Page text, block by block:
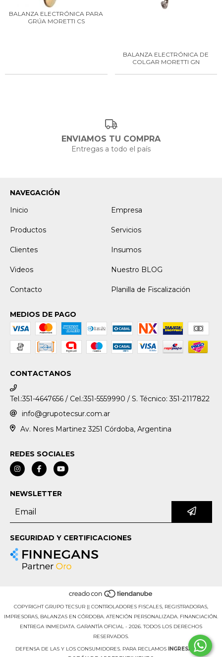
BALANZA ELECTRÓNICA PARA
GRÚA MORETTI CS
BALANZA ELECTRÓNICA DE
COLGAR MORETTI GN
ENVIAMOS TU COMPRA
Entregas a todo el país
NAVEGACIÓN
Inicio
Empresa
Productos Servicios
Clientes Insumos
Videos Nuestro BLOG
Contacto Planilla de Fiscalización
MEDIOS DE PAGO
CONTACTANOS
Tel.:351-4647656 / Cel.:351-5559990 / S. Técnico: 351-2117822
info@grupotecsur.com.ar
Av. Nores Martinez 3251 Córdoba, Argentina
REDES SOCIALES
NEWSLETTER
SEGURIDAD Y CERTIFICACIONES
COPYRIGHT GRUPO TECSUR || CONTROLADORES FISCALES, REGISTRADORAS,
IMPRESORAS, BALANZAS EN CÓRDOBA. ATENCIÓN PERSONALIZADA. FINANCIACIÓN.
ENTREGA INMEDIATA. GARANTÍA OFICIAL - 2026. TODOS LOS DERECHOS
RESERVADOS.
DEFENSA DE LAS Y LOS CONSUMIDORES. PARA RECLAMOS
INGRESÁ ACÁ.